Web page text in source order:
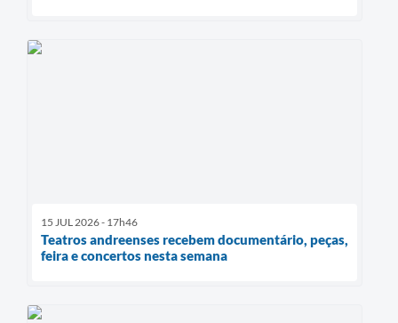
15 JUL 2026 - 17h46
Teatros andreenses recebem documentário, peças,
feira e concertos nesta semana